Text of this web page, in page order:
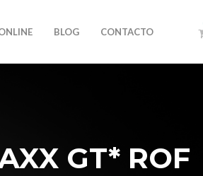
BLOG CONTACTO
GT* ROF